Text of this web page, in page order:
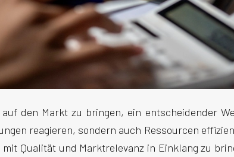
den Markt zu bringen, ein entscheidender
reagieren, sondern auch Ressourcen
Qualität und Marktrelevanz in Einklang zu